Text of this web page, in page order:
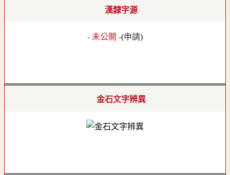
漢隸字源
- 未公開 -(申請)
金石文字辨異